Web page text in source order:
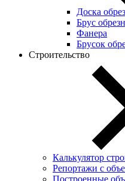
Доска
Брус
Фанера
Брусок
Строительство
Калькулятор
Репортажи с
Построенные